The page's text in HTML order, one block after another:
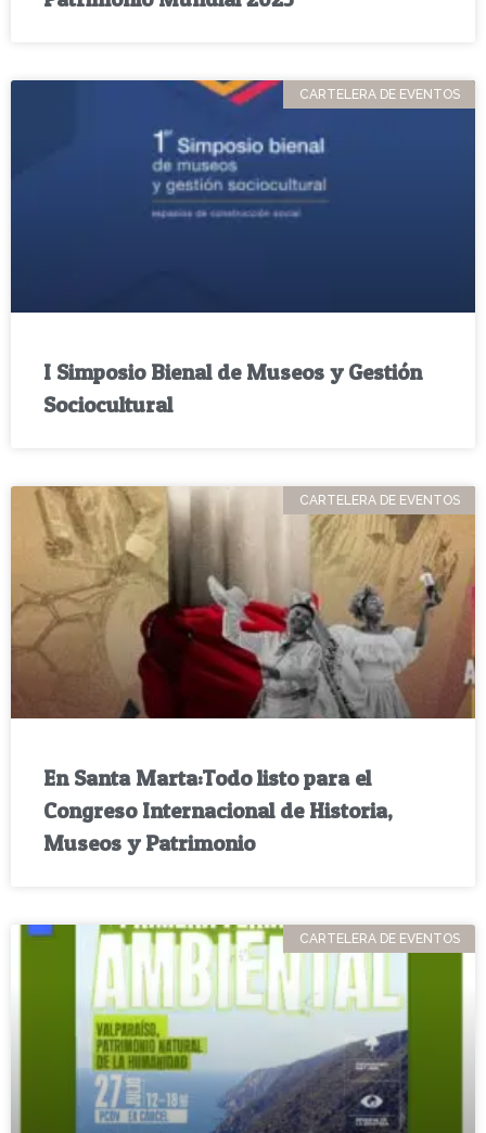
CARTELERA DE EVENTOS
I Simposio Bienal de Museos y Gestión
Sociocultural
CARTELERA DE EVENTOS
En Santa Marta:Todo listo para el
Congreso Internacional de Historia,
Museos y Patrimonio
CARTELERA DE EVENTOS